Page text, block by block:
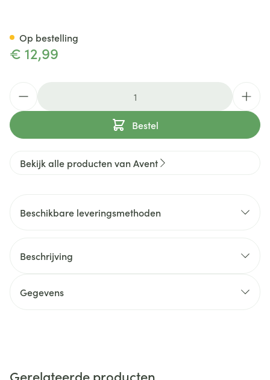
€ 12,99
Bestel
Op bestelling
Bekijk alle producten van Avent
Beschikbare leveringsmethoden
Beschrijving
Gegevens
Gerelateerde producten